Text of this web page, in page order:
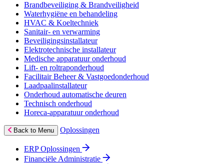
Brandbeveiliging & Brandveiligheid
Waterhygiëne en behandeling
HVAC & Koeltechniek
Sanitair- en verwarming
Beveiligingsinstallateur
Elektrotechnische installateur
Medische apparatuur onderhoud
Lift- en roltraponderhoud
Facilitair Beheer & Vastgoedonderhoud
Laadpaalinstallateur
Onderhoud automatische deuren
Technisch onderhoud
Horeca-apparatuur onderhoud
Back to Menu Oplossingen
ERP Oplossingen
Financiële Administratie